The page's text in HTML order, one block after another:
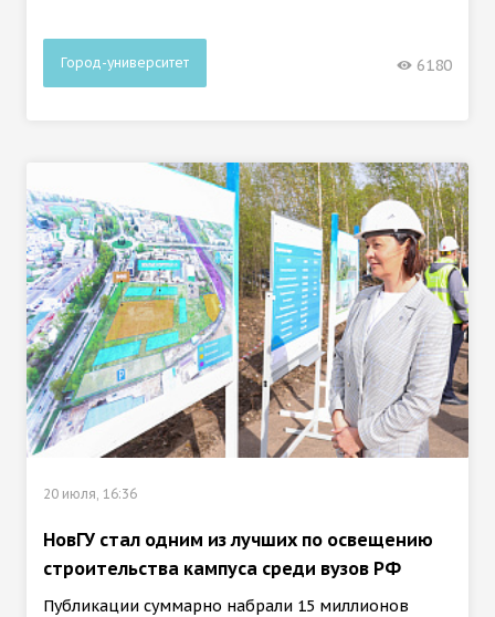
Город-университет 6180
20 июля, 16:36
НовГУ стал одним из лучших по освещению
строительства кампуса среди вузов РФ
Публикации суммарно набрали 15 миллионов